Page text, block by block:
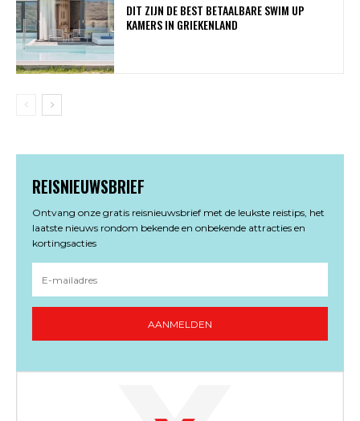
DIT ZIJN DE BEST BETAALBARE SWIM UP
KAMERS IN GRIEKENLAND
REISNIEUWSBRIEF
Ontvang onze gratis reisnieuwsbrief met de leukste reistips, het
laatste nieuws rondom bekende en onbekende attracties en
kortingsacties
AANMELDEN